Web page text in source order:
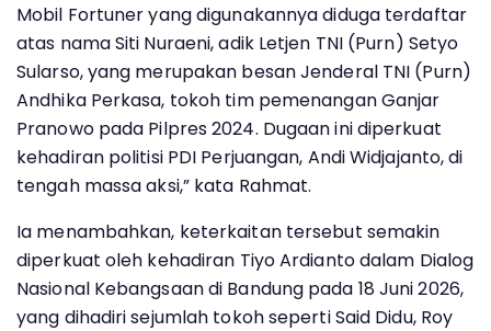
Mobil Fortuner yang digunakannya diduga terdaftar
atas nama Siti Nuraeni, adik Letjen TNI (Purn) Setyo
Sularso, yang merupakan besan Jenderal TNI (Purn)
Andhika Perkasa, tokoh tim pemenangan Ganjar
Pranowo pada Pilpres 2024. Dugaan ini diperkuat
kehadiran politisi PDI Perjuangan, Andi Widjajanto, di
tengah massa aksi,” kata Rahmat.
Ia menambahkan, keterkaitan tersebut semakin
diperkuat oleh kehadiran Tiyo Ardianto dalam Dialog
Nasional Kebangsaan di Bandung pada 18 Juni 2026,
yang dihadiri sejumlah tokoh seperti Said Didu, Roy